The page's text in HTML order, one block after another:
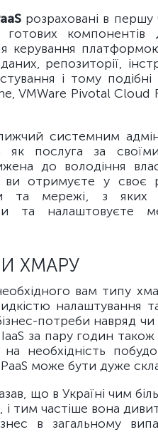
розраховані в
компонентів
керування
репозиторії,
і тому
VMWare Pivotal
системним
як послуга за
до володіння
ви отримуєте у своє
та мережі, з яких
та налаштовуєте
ХМАРУ
вам типу
налаштування
потреби навряд
IaaS за пару годин
на необхідність
PaaS може бути дуже
що в Україні чим
і тим частіше вона
в загальному